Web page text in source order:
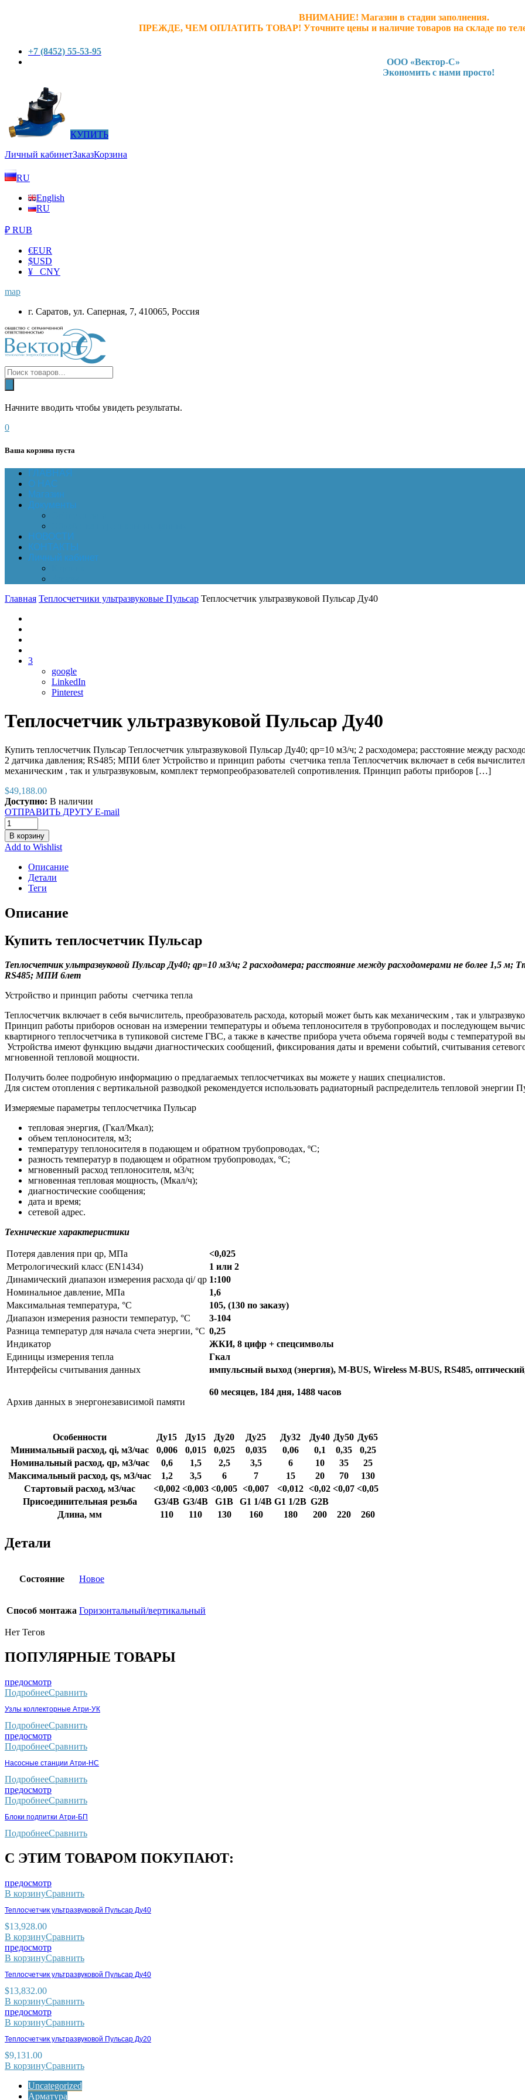
ВНИМАНИЕ! Магазин в стадии заполнения.
ПРЕЖДЕ, ЧЕМ ОПЛАТИТЬ ТОВАР! Уточните цены и наличие товаров на складе по
+7 (8452) 55-53-95
ООО «Вектор-С»
Экономить с нами просто!
КУПИТЬ
Личный кабинетЗаказКорзина
RU
English
RU
₽ RUB
€EUR
$USD
¥ CNY
map
г. Саратов, ул. Саперная, 7, 410065, Россия
Начните вводить чтобы увидеть результаты.
0
Ваша корзина пуста
ГЛАВНАЯ
О НАС
Магазин
Документы
НОВОСТИ
КОНТАКТЫ
Личный кабинет
Главная Теплосчетчики ультразвуковые Пульсар Теплосчетчик ультразвуковой Пульсар Ду40
3
google
LinkedIn
Pinterest
Теплосчетчик ультразвуковой Пульсар Ду40
Купить теплосчетчик Пульсар Теплосчетчик ультразвуковой Пульсар Ду40; qp=10 м3/ч; 2 расходомера; расстояние между
2 датчика давления; RS485; МПИ 6лет Устройство и принцип работы счетчика тепла Теплосчетчик включает в себя
механическим , так и ультразвуковым, комплект термопреобразователей сопротивления. Принцип работы приборов […]
$49,188.00
Доступно: В наличии
ОТПРАВИТЬ ДРУГУ E-mail
В корзину
Add to Wishlist
Описание
Детали
Теги
Описание
Купить теплосчетчик Пульсар
Теплосчетчик ультразвуковой Пульсар Ду40; qp=10 м3/ч; 2 расходомера; расстояние между расходомерами не более 1,5
RS485; МПИ 6лет
Устройство и принцип работы счетчика тепла
Теплосчетчик включает в себя вычислитель, преобразователь расхода, который может быть как механическим , так и
Принцип работы приборов основан на измерении температуры и объема теплоносителя в трубопроводах и последующем
квартирного теплосчетчика в тупиковой системе ГВС, а также в качестве прибора учета объема горячей воды с температурой
Устройства имеют функцию выдачи диагностических сообщений, фиксирования даты и времени событий, считывания
мгновенной тепловой мощности.
Получить более подробную информацию о предлагаемых теплосчетчиках вы можете у наших специалистов.
Для систем отопления с вертикальной разводкой рекомендуется использовать радиаторный распределитель тепловой энергии
Измеряемые параметры теплосчетчика Пульсар
тепловая энергия, (Гкал/Мкал);
объем теплоносителя, м3;
температуру теплоносителя в подающем и обратном трубопроводах, ºС;
разность температур в подающем и обратном трубопроводах, ºС;
мгновенный расход теплоносителя, м3/ч;
мгновенная тепловая мощность, (Мкал/ч);
диагностические сообщения;
дата и время;
сетевой адрес.
Технические характеристики
Потеря давления при qp, МПа
<0,025
Метрологический класс (EN1434)
1 или 2
Динамический диапазон измерения расхода qi/ qp 1:100
Номинальное давление, МПа
1,6
Максимальная температура, °C
105, (130 по заказу)
Диапазон измерения разности температур, °C
3-104
Разница температур для начала счета энергии, °C 0,25
Индикатор
ЖКИ, 8 цифр + спецсимволы
Единицы измерения тепла
Гкал
Интерфейсы считывания данных
импульсный выход (энергия), M-BUS, Wireless M-BUS, RS485,
Архив данных в энергонезависимой памяти
60 месяцев, 184 дня, 1488 часов
Особенности Ду15 Ду15 Ду20 Ду25 Ду32 Ду40 Ду50 Ду65
Минимальный расход, qi, м3/час
0,006 0,015 0,025 0,035 0,06 0,1 0,35
0,25
Номинальный расход, qp, м3/час
0,6 1,5 2,5 3,5 6 10 35
25
Максимальный расход, qs, м3/час
1,2 3,5 6 7 15 20 70
130
Стартовый расход, м3/час
<0,002 <0,003 <0,005 <0,007 <0,012 <0,02 <0,07 <0,05
Присоединительная резьба
G3/4B G3/4B G1B G1 1/4B G1 1/2B G2B
Длина, мм
110 110 130 160 180 200 220 260
Детали
Состояние Новое
Способ монтажа Горизонтальный/вертикальный
Нет Тегов
ПОПУЛЯРНЫЕ ТОВАРЫ
предосмотр
ПодробнееСравнить
Узлы коллекторные Атри-УК
ПодробнееСравнить
предосмотр
ПодробнееСравнить
Насосные станции Атри-НС
ПодробнееСравнить
предосмотр
ПодробнееСравнить
Блоки подпитки Атри-БП
ПодробнееСравнить
С ЭТИМ ТОВАРОМ ПОКУПАЮТ:
предосмотр
В корзинуСравнить
Теплосчетчик ультразвуковой Пульсар Ду40
$13,928.00
В корзинуСравнить
предосмотр
В корзинуСравнить
Теплосчетчик ультразвуковой Пульсар Ду40
$13,832.00
В корзинуСравнить
предосмотр
В корзинуСравнить
Теплосчетчик ультразвуковой Пульсар Ду20
$9,131.00
В корзинуСравнить
Uncategorized
Арматура